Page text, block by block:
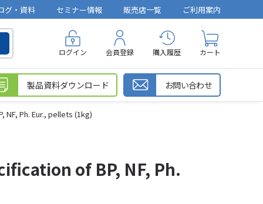
グ・資料 セミナー情報 販売店一覧 ご利用案内
ログイン 会員登録 購入履歴 カート
製品資料ダウンロード お問い合わせ
Ph. Eur., pellets (1kg)
of BP, NF, Ph.